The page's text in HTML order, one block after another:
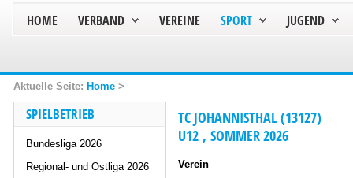
HOME VERBAND VEREINE SPORT JUGEND
Home >
SPIELBETRIEB
Bundesliga 2026
Regional- und Ostliga 2026
TC JOHANNISTHAL (13127)
U12 , SOMMER 2026
Verein